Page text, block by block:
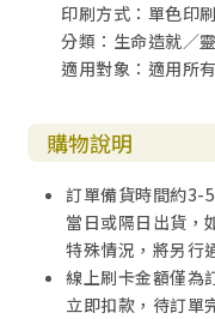
本書第六章至第十
分享、工作服事、
基督徒過得勝、敬虔
乃是憑信心祈求應許
動。我們過得勝生
道」，「祈求耶穌
導」，「瞻仰天父的
印刷方式：單色印刷
分類：生命造就／
適用對象：適用所
購物說明
訂單備貨時間約3-
當日或隔日出貨，
特殊情況，將另行
線上刷卡金額僅為
立即扣款，待訂單